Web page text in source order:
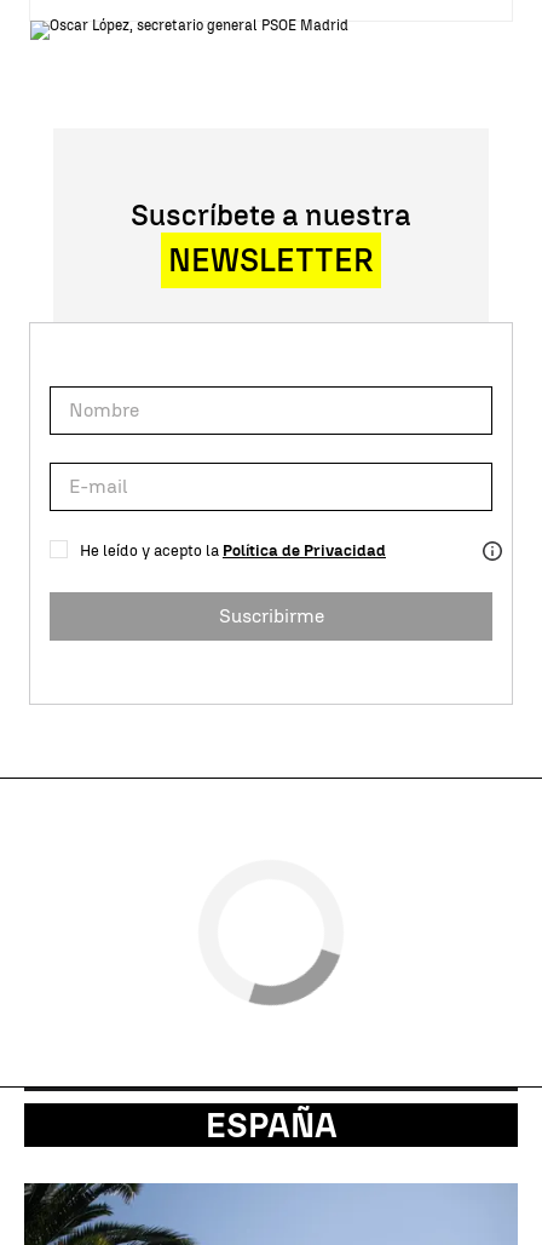
Suscríbete a nuestra
NEWSLETTER
He leído y acepto la Política de Privacidad
Suscribirme
ESPAÑA